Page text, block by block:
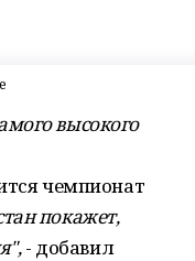
высокого
чемпионат
покажет,
- добавил